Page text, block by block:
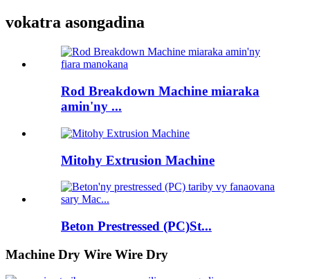
vokatra asongadina
Rod Breakdown Machine miaraka
amin'ny ...
Mitohy Extrusion Machine
Beton Prestressed (PC)St...
Machine Dry Wire Wire Dry